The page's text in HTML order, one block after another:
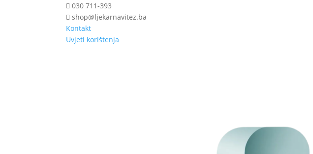
030 711-393
shop@ljekarnavitez.ba
Kontakt
Uvjeti korištenja